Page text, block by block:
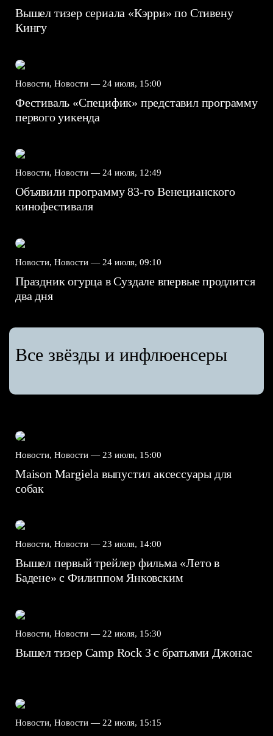
Вышел тизер сериала «Кэрри» по Стивену
Кингу
Новости, Новости — 24 июля, 15:00
Фестиваль «Специфик» представил программу
первого уикенда
Новости, Новости — 24 июля, 12:49
Объявили программу 83-го Венецианского
кинофестиваля
Новости, Новости — 24 июля, 09:10
Праздник огурца в Суздале впервые продлится
два дня
Все звёзды и инфлюенсеры
Новости, Новости — 23 июля, 15:00
Maison Margiela выпустил аксессуары для
собак
Новости, Новости — 23 июля, 14:00
Вышел первый трейлер фильма «Лето в
Бадене» с Филиппом Янковским
Новости, Новости — 22 июля, 15:30
Вышел тизер Camp Rock 3 с братьями Джонас
Новости, Новости — 22 июля, 15:15